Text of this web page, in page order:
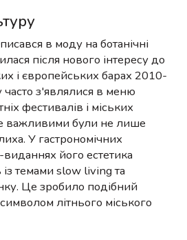
в моду на ботанічні
після нового інтересу до
і європейських барах 2010-
часто з'являлися в меню
фестивалів і міських
важливими були не лише
У гастрономічних
його естетика
із темами slow living та
Це зробило подібний
літнього міського